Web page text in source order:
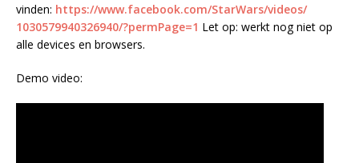
vinden: https://www.facebook.com/StarWars/videos/
1030579940326940/?permPage=1 Let op: werkt nog niet op
alle devices en browsers.
Demo video: